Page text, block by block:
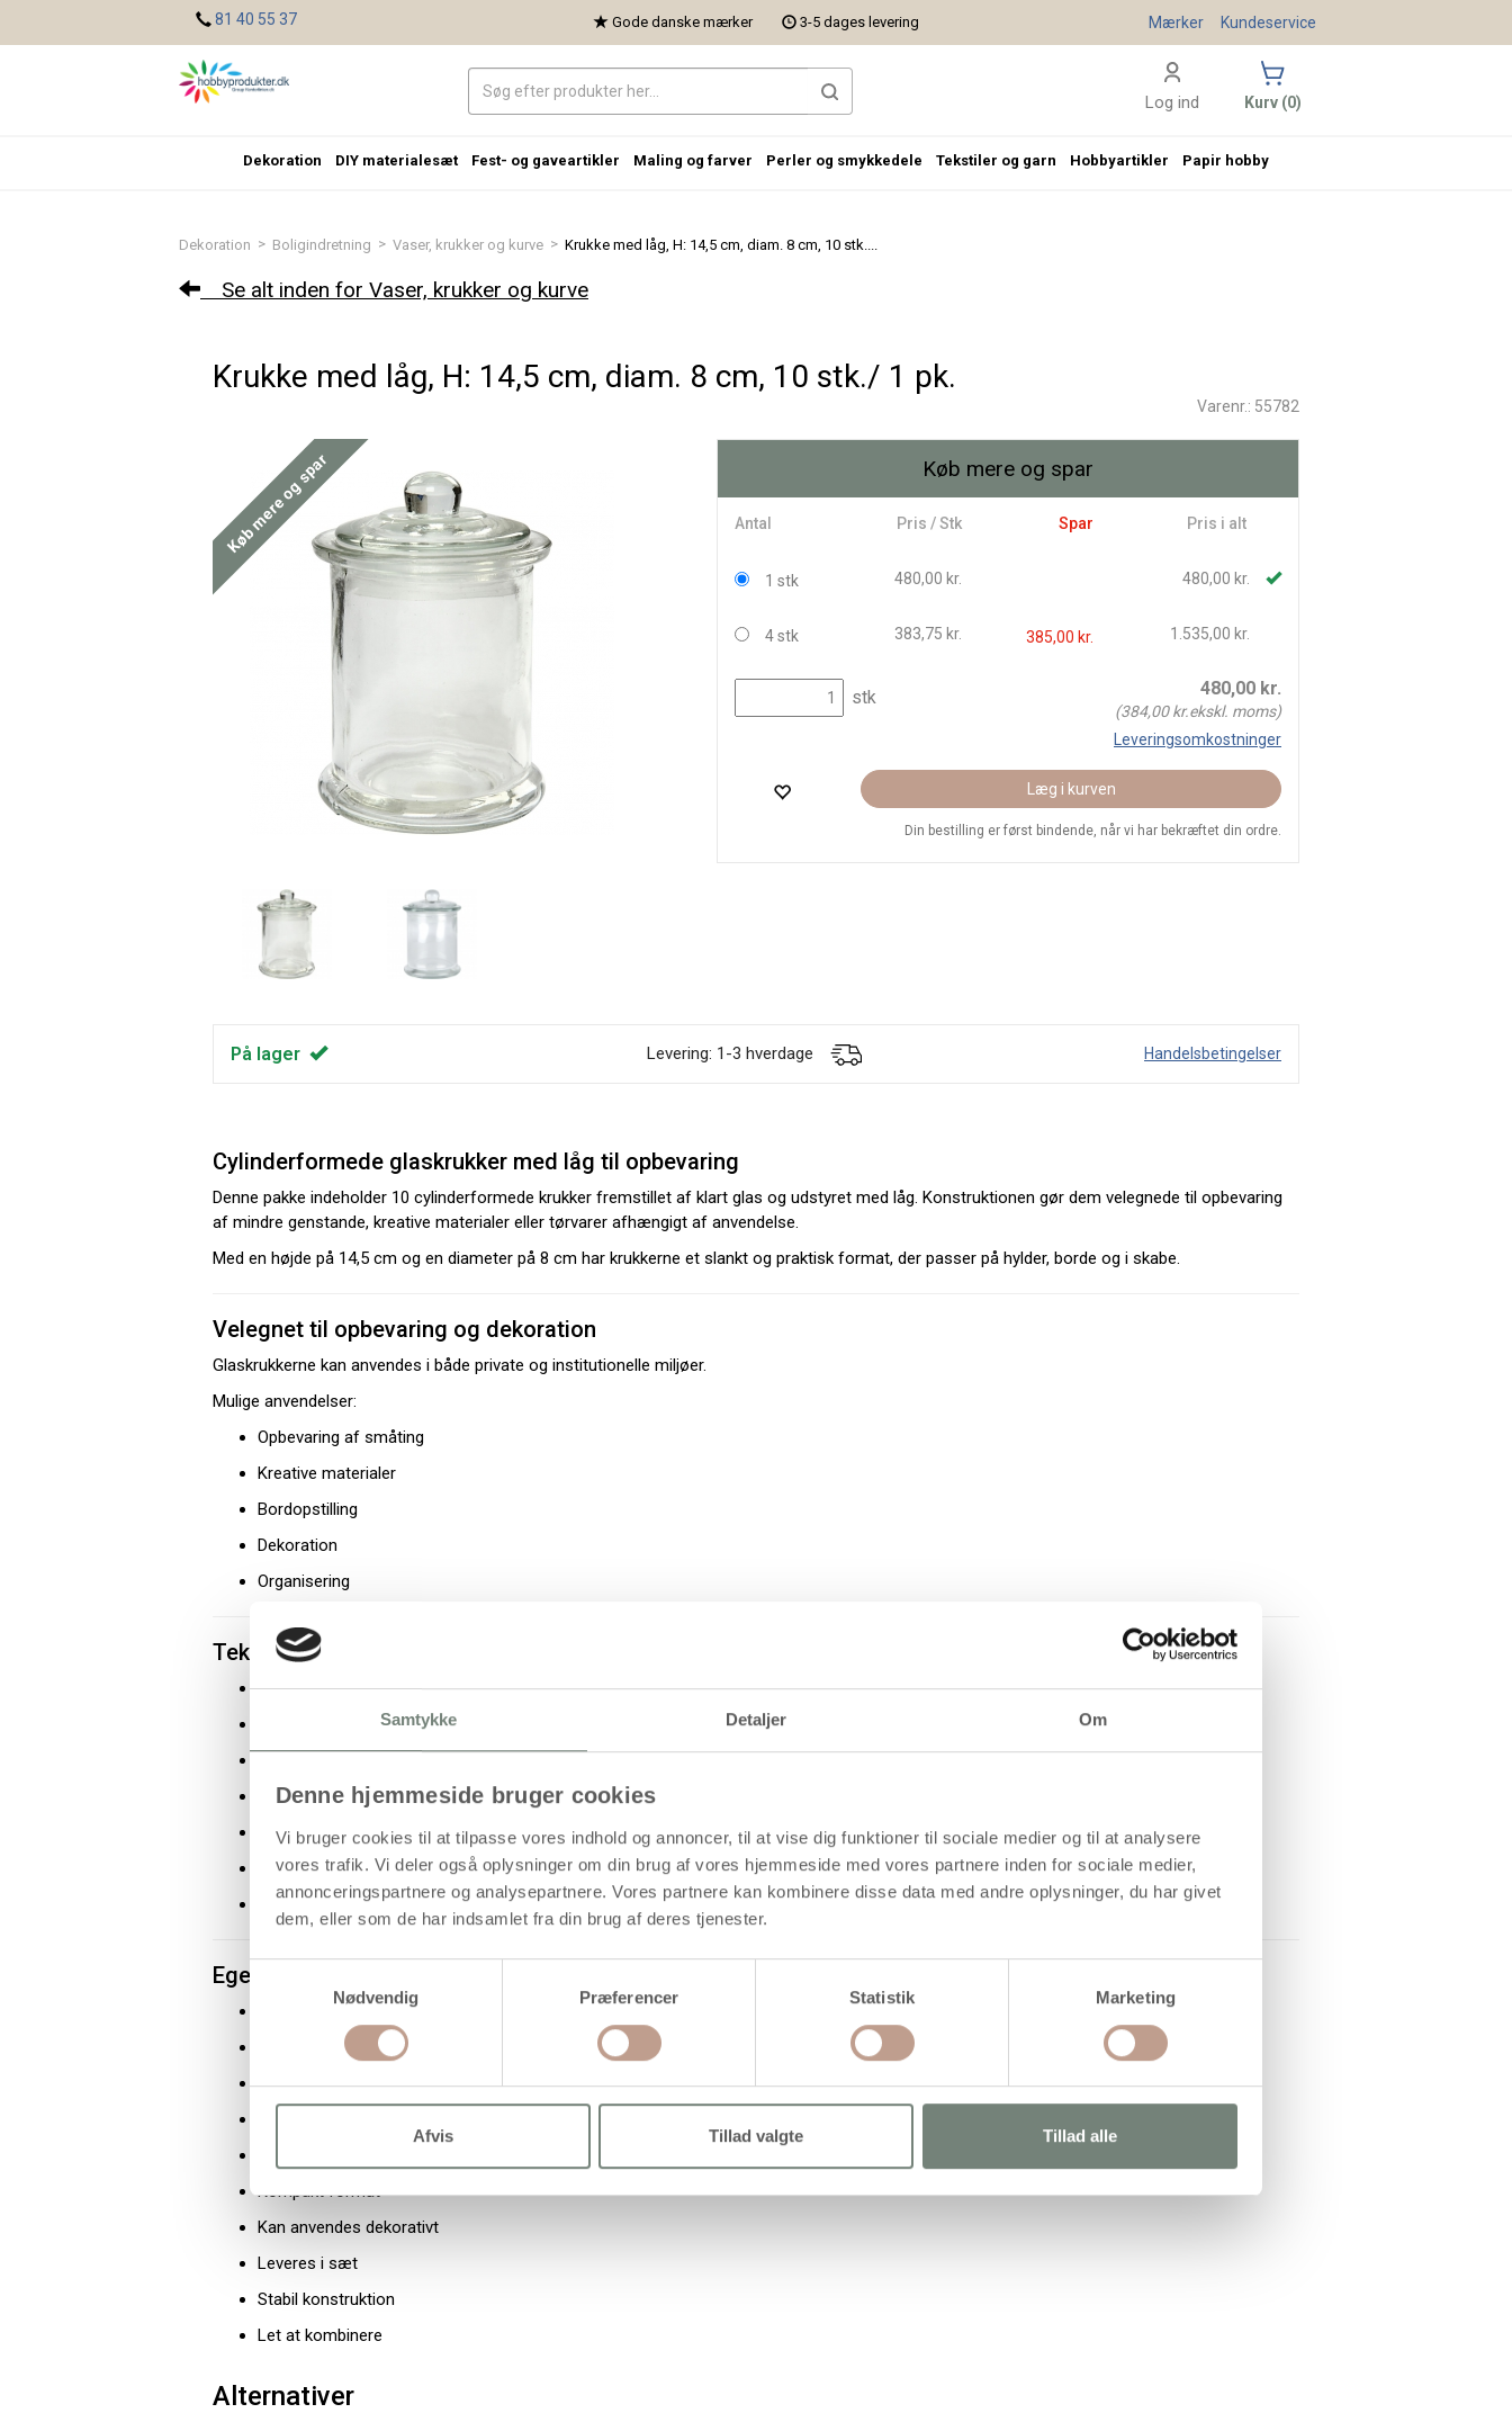
Samtykke Detaljer Om
Denne hjemmeside bruger cookies
Vi bruger cookies til at tilpasse vores indhold og annoncer, til at vise dig funktioner til sociale medier og til at analysere
vores trafik. Vi deler også oplysninger om din brug af vores hjemmeside med vores partnere inden for sociale medier,
annonceringspartnere og analysepartnere. Vores partnere kan kombinere disse data med andre oplysninger, du har givet
dem, eller som de har indsamlet fra din brug af deres tjenester.
Samtykkevalg
Nødvendig
Præferencer Statistik Marketing
Afvis Tillad valgte Tillad alle
Dekoration > Boligindretning > Vaser, krukker og kurve > Krukke med låg, H: 14,5 cm, diam. 8 cm, 10 stk....
Se alt inden for Vaser, krukker og kurve
Krukke med låg, H: 14,5 cm, diam. 8 cm, 10 stk./ 1 pk.
Varenr.: 55782
Køb mere og spar Køb mere og spar
Antal Pris / Stk Spar Pris i alt
1 stk 480,00 kr. 480,00 kr.
4 stk 383,75 kr. 385,00 kr. 1.535,00 kr.
stk 480,00kr.
(384,00kr.ekskl. moms)
Leveringsomkostninger
Læg i kurven
Din bestilling er først bindende, når vi har bekræftet din ordre.
På lager Levering: 1-3 hverdage Handelsbetingelser
Cylinderformede glaskrukker med låg til opbevaring
Denne pakke indeholder 10 cylinderformede krukker fremstillet af klart glas og udstyret med låg. Konstruktionen gør dem velegnede til opbevaring
af mindre genstande, kreative materialer eller tørvarer afhængigt af anvendelse.
Med en højde på 14,5 cm og en diameter på 8 cm har krukkerne et slankt og praktisk format, der passer på hylder, borde og i skabe.
Velegnet til opbevaring og dekoration
Glaskrukkerne kan anvendes i både private og institutionelle miljøer.
Mulige anvendelser:
Opbevaring af småting
Kreative materialer
Bordopstilling
Dekoration
Organisering
Tekniske specifikationer
Produkttype: Krukker med låg
Form: Cylinder
Højde: 14,5 cm
Diameter: 8 cm
Antal pr. pakke: 10 stk
Egenskaber og fordele
Fremstillet i klart glas
Cylinderform
Kompakt format
Kan anvendes dekorativt
Leveres i sæt
Stabil konstruktion
Let at kombinere
Alternativer
81 40 55 37 Gode danske mærker 3-5 dages levering Kundeservice
Mærker
Log ind Kurv (0)
Dekoration DIY materialesæt Fest- og gaveartikler Maling og farver Perler og smykkedele Tekstiler og garn Hobbyartikler Papir hobby